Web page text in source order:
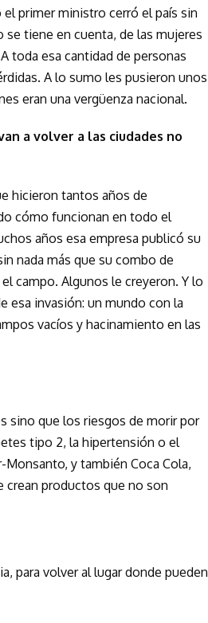
primer ministro cerró el país sin
se tiene en cuenta, de las mujeres
toda esa cantidad de personas
A lo sumo les pusieron unos
eran una vergüenza nacional.
a volver a las ciudades no
hicieron tantos años de
cómo funcionan en todo el
años esa empresa publicó su
nada más que su combo de
campo. Algunos le creyeron. Y lo
esa invasión: un mundo con la
vacíos y hacinamiento en las
sino que los riesgos de morir por
tipo 2, la hipertensión o el
y también Coca Cola,
crean productos que no son
para volver al lugar donde pueden